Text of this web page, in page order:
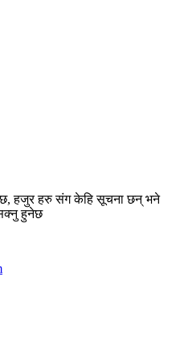
हजुर हरु संग केहि सूचना छन् भने
सक्नु हुनेछ